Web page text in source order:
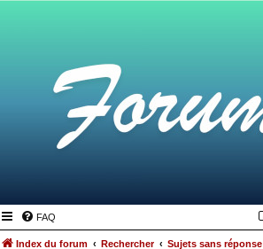
FAQ
Index du forum Rechercher Sujets sans réponse